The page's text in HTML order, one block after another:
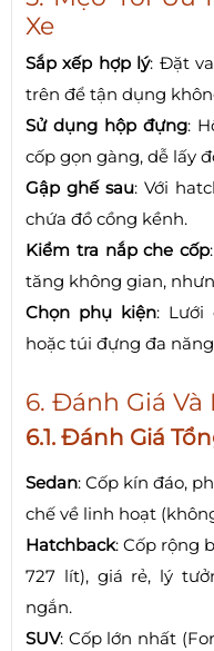
Xe
Sắp xếp hợp lý: Đặt
trên để tận dụng
Sử dụng hộp đựng:
cốp gọn gàng, dễ lấy
Gập ghế sau: Với
chứa đồ cồng kềnh.
Kiểm tra nắp che cốp
tăng không gian,
Chọn phụ kiện: Lưới
hoặc túi đựng đa
6. Đánh Giá Và
6.1. Đánh Giá
Sedan: Cốp kín đáo,
chế về linh hoạt
Hatchback: Cốp rộng
727 lít), giá rẻ, lý
ngắn.
SUV: Cốp lớn nhất